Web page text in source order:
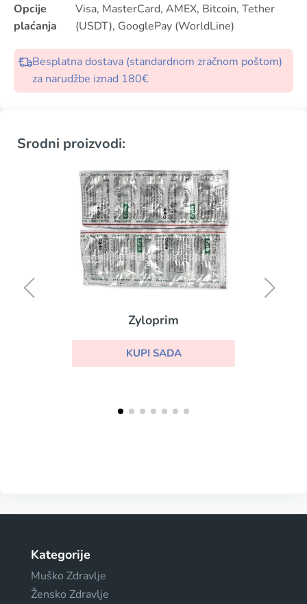
Opcije
plaćanja
Visa, MasterCard, AMEX, Bitcoin, Tether
(USDT), GooglePay (WorldLine)
Besplatna dostava (standardnom zračnom poštom)
za narudžbe iznad 180€
Srodni proizvodi:
Zyloprim
KUPI SADA
Kategorije
Muško Zdravlje
Žensko Zdravlje